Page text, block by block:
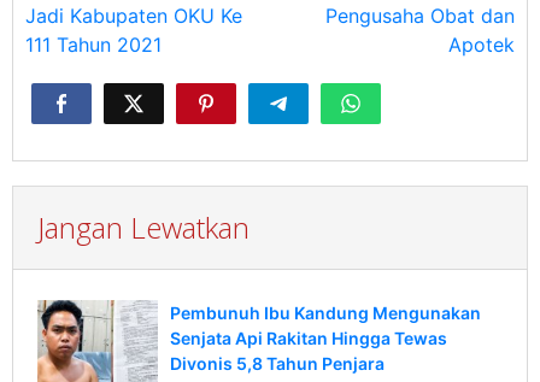
Jadi Kabupaten OKU Ke
111 Tahun 2021
Pengusaha Obat dan
Apotek
Jangan Lewatkan
Pembunuh Ibu Kandung Mengunakan
Senjata Api Rakitan Hingga Tewas
Divonis 5,8 Tahun Penjara